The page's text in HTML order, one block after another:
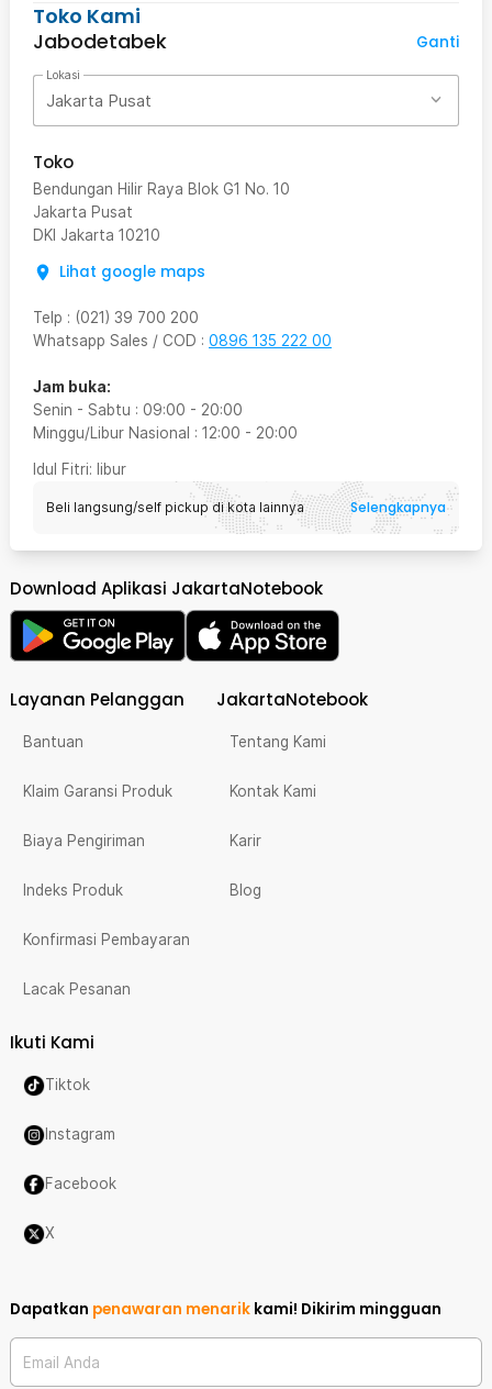
Toko Kami
Jabodetabek
Ganti
Lokasi
Jakarta Pusat
Toko
Bendungan Hilir Raya Blok G1 No. 10
Jakarta Pusat
DKI Jakarta 10210
Lihat google maps
Telp : (021) 39 700 200
Whatsapp Sales / COD : 0896 135 222 00
Jam buka:
Senin - Sabtu : 09:00 - 20:00
Minggu/Libur Nasional : 12:00 - 20:00
Idul Fitri: libur
Beli langsung/self pickup di kota lainnya Selengkapnya
Download Aplikasi JakartaNotebook
Layanan Pelanggan
Bantuan
Klaim Garansi Produk
Biaya Pengiriman
Indeks Produk
Konfirmasi Pembayaran
Lacak Pesanan
JakartaNotebook
Tentang Kami
Kontak Kami
Karir
Blog
Ikuti Kami
Tiktok
Instagram
Facebook
X
Dapatkan penawaran menarik kami! Dikirim mingguan
Email Anda